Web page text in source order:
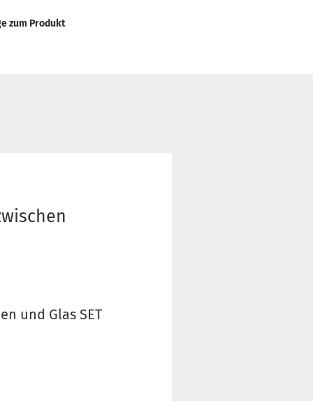
zum Produkt
und Glas SET